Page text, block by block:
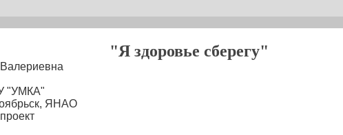
"Я здоровье сберегу"
"УМКА"
ЯНАО